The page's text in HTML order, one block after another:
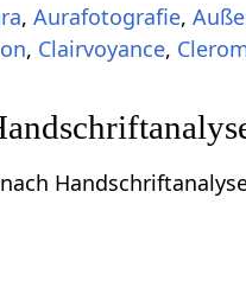
,Aurafotografie,
, Clairvoyance,